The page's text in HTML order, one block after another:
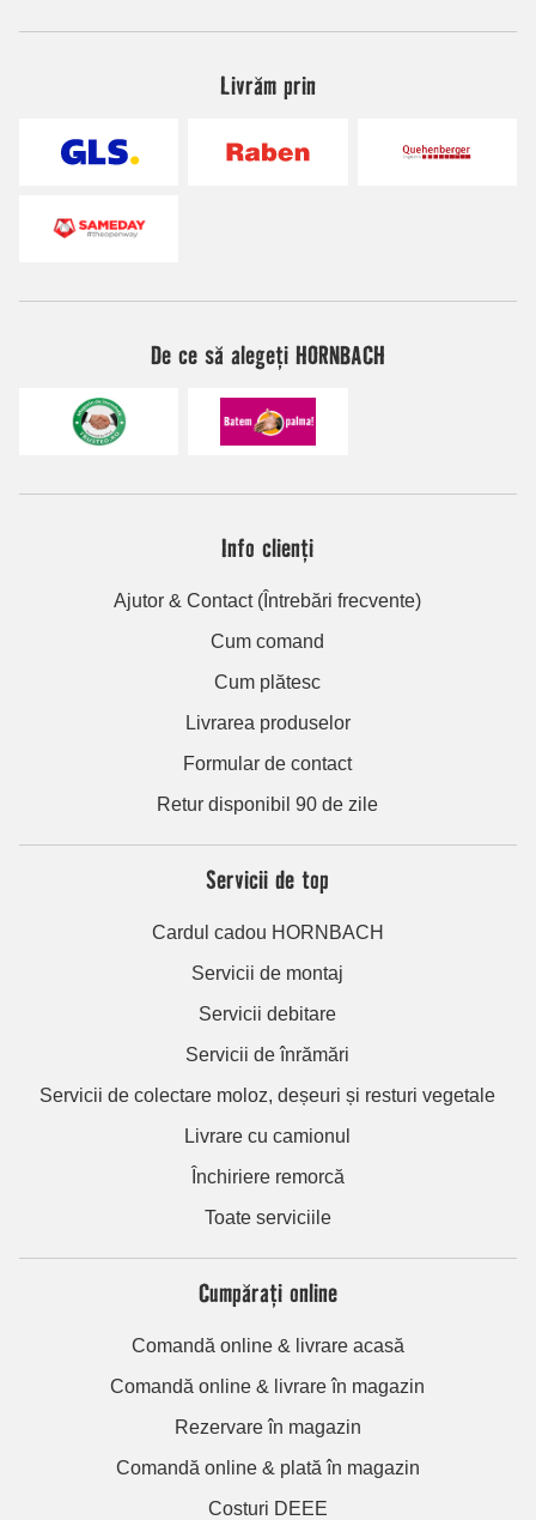
Livrăm prin
De ce să alegeți HORNBACH
Info clienți
Ajutor & Contact (Întrebări frecvente)
Cum comand
Cum plătesc
Livrarea produselor
Formular de contact
Retur disponibil 90 de zile
Servicii de top
Cardul cadou HORNBACH
Servicii de montaj
Servicii debitare
Servicii de înrămări
Servicii de colectare moloz, deșeuri și resturi vegetale
Livrare cu camionul
Închiriere remorcă
Toate serviciile
Cumpărați online
Comandă online & livrare acasă
Comandă online & livrare în magazin
Rezervare în magazin
Comandă online & plată în magazin
Costuri DEEE